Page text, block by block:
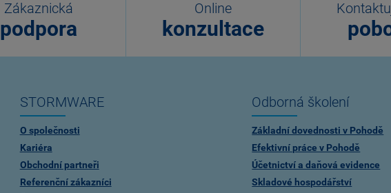
Zákaznická
podpora
Online
konzultace
STORMWARE
O společnosti
Kariéra
Obchodní partneři
Referenční zákazníci
Odborná školení
Základní dovednosti v Pohodě
Efektivní práce v Pohodě
Účetnictví a daňová evidence
Skladové hospodářství